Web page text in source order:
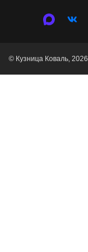
© Кузница Коваль, 2026